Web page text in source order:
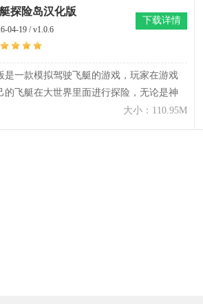
如何依靠少量的物资才能生存下来，所
要等待了，快来把海上60秒生存中文版下
探险岛汉化版
04-19 / v1.0.6
是一款模拟驾驶飞艇的游戏，玩家在游戏
的飞艇在大世界里面进行探险，无论是神
自远古的遗迹都是可以随意的进行探索。
遇到存在的危险，你需要拥有应对这个危
大小：110.95M
下载详情